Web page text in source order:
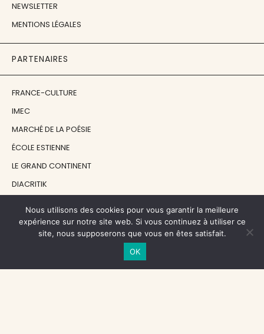
NEWSLETTER
MENTIONS LÉGALES
PARTENAIRES
FRANCE-CULTURE
IMEC
MARCHÉ DE LA POÉSIE
ÉCOLE ESTIENNE
LE GRAND CONTINENT
DIACRITIK
NOS SOUTIENS
CENTRE NATIONAL DU LIVRE
Nous utilisons des cookies pour vous garantir la meilleure
expérience sur notre site web. Si vous continuez à utiliser ce
site, nous supposerons que vous en êtes satisfait.
OK